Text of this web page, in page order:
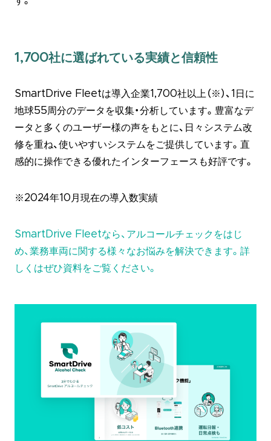
1,700社に選ばれている実績と信頼性
SmartDrive Fleetは導入企業1,700社以上（※）、1日に
地球55周分のデータを収集・分析しています。豊富なデ
ータと多くのユーザー様の声をもとに、日々システム改
修を重ね、使いやすいシステムをご提供しています。直
感的に操作できる優れたインターフェースも好評です。
※2024年10月現在の導入数実績
SmartDrive Fleetなら、アルコールチェックをはじ
め、業務車両に関する様々なお悩みを解決できます。詳
しくはぜひ資料をご覧ください。